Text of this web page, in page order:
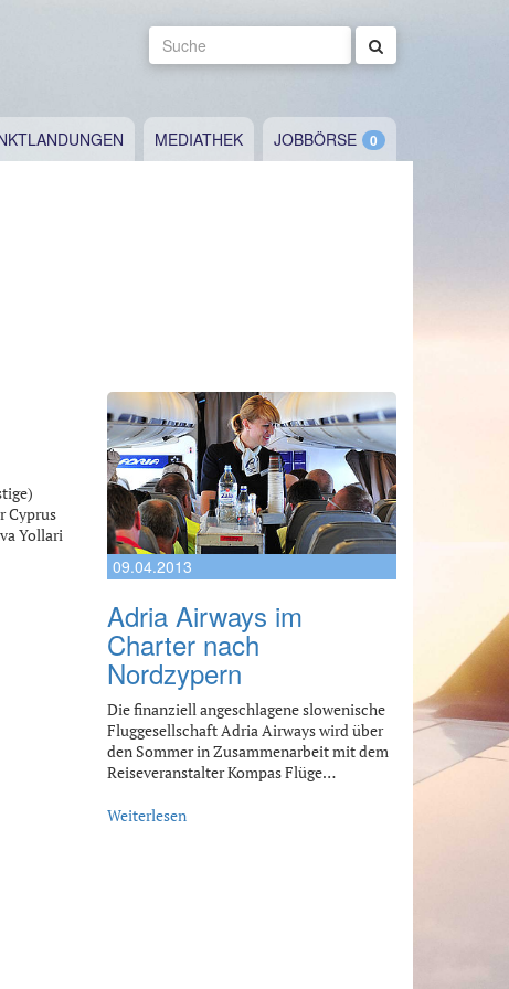
Suche
MEDIATHEK JOBBÖRSE
Cyprus
Yollari
09.04.2013
Adria Airways im
Charter nach
Nordzypern
Die finanziell angeschlagene slowenische
Fluggesellschaft Adria Airways wird über
den Sommer in Zusammenarbeit mit dem
Reiseveranstalter Kompas Flüge…
Weiterlesen